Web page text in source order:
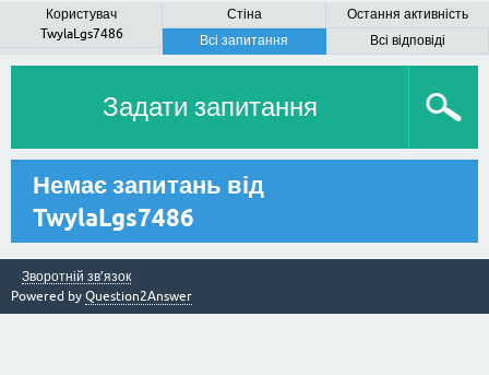
Користувач
TwylaLgs7486
Стіна
Остання активність
Всі запитання
Всі відповіді
Задати запитання
Немає запитань від
TwylaLgs7486
Зворотній зв’язок
Powered by Question2Answer